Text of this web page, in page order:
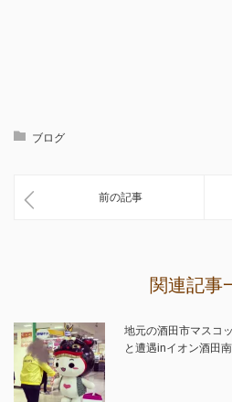
ブログ
前の記事
関連記事
地元の酒田市マスコ
と遭遇inイオン酒田南